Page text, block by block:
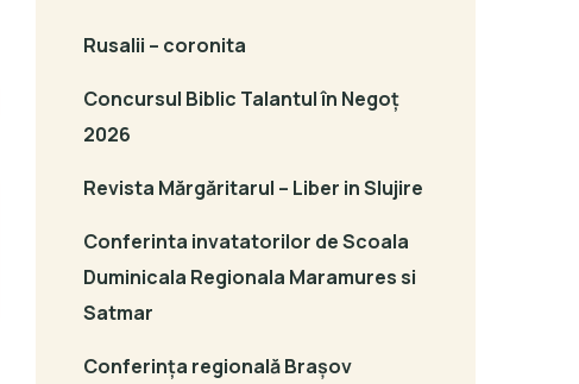
Rusalii – coronita
Concursul Biblic Talantul în Negoț
2026
Revista Mărgăritarul – Liber in Slujire
Conferinta invatatorilor de Scoala
Duminicala Regionala Maramures si
Satmar
Conferința regională Brașov